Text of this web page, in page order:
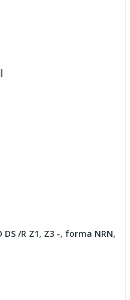
/R Z1, Z3 -, forma NRN,